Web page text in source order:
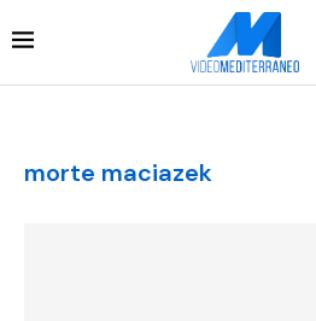
morte maciazek